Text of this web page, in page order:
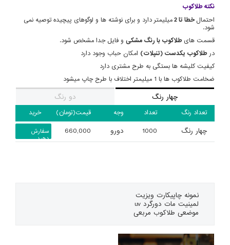
نکته طلاکوب
احتمالخطا تا 2
میلیمتر دارد و برای نوشته ها و لوگوهای پیچیده توصیه نمی
شود.
قسمت های طلاکوب با رنگ مشکی و فایل جدا مشخص شود.
در طلاکوب یکدست (تنپلات) امکان حباب وجود دارد
کیفیت کلیشه ها بستگی به طرح مشتری دارد
ضخامت طلاکوب ها با 1 میلیمتر اختلاف با طرح چاپ میشود
چهار رنگ دو رنگ
تعداد رنگ تعداد وجه قیمت(تومان) خرید
چهار رنگ 1000 دورو 660,000
سفارش
دهید
نمونه چاپیکارت ویزیت
لمینیت مات دورگرد uv
موضعی طلاکوب مربعی